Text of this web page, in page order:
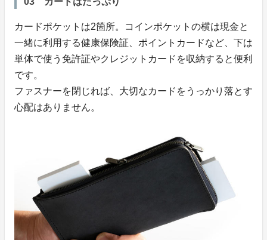
カードポケットは2箇所。コインポケットの横は現金と
一緒に利用する健康保険証、ポイントカードなど、下は
単体で使う免許証やクレジットカードを収納すると便利
です。
ファスナーを閉じれば、大切なカードをうっかり落とす
心配はありません。